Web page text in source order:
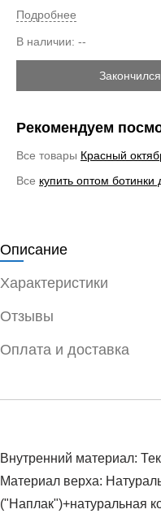
Подробнее
В наличии: --
Закончился
Рекомендуем
Все товары Красный
Все купить оптом ботинки
Описание
Характеристики
Отзывы
Оплата и доставка
Внутренний материал:
Материал верха:
("Наплак")+натуральная